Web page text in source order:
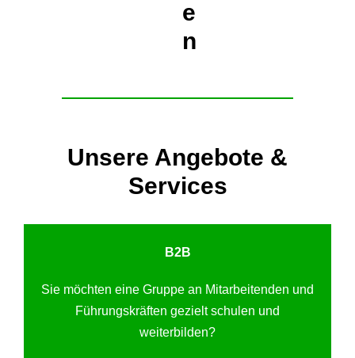
e
n
Unsere Angebote &
Services
B2B
Sie möchten eine Gruppe an Mitarbeitenden und
Führungskräften gezielt schulen und
weiterbilden?